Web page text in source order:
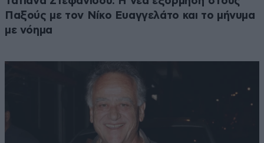
Παξούς με τον Νίκο Ευαγγελάτο και το μήνυμα
με νόημα